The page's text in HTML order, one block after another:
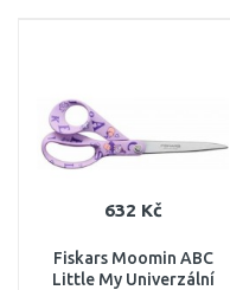
632 Kč
Fiskars Moomin ABC
Little My Univerzální